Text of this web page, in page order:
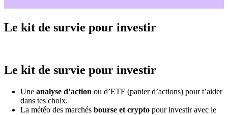
Le kit de survie pour investir
Le kit de survie pour investir
Une analyse d’action ou d’ETF (panier d’actions) pour t’aider
dans tes choix.
La météo des marchés bourse et crypto pour investir avec le